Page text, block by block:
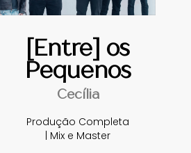
[Entre] os
Pequenos
Cecília
Produção Completa
| Mix e Master